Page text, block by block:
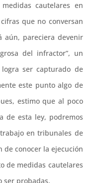
cautelares en
que no conversan
aún, pareciera devenir
del infractor”, un
ser capturado de
este punto algo de
estimo que al poco
de esta ley, podremos
en tribunales de
de conocer la ejecución
de medidas cautelares
ser probadas.